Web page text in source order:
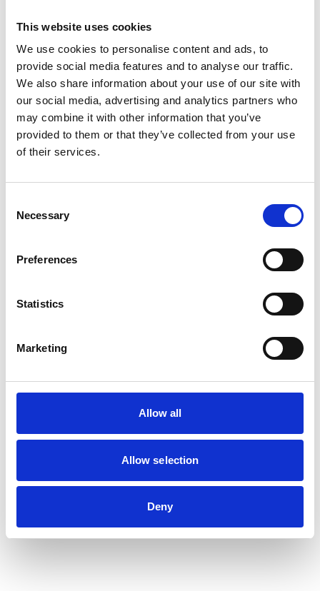
This website uses cookies
We use cookies to personalise content and ads, to
provide social media features and to analyse our traffic.
We also share information about your use of our site with
our social media, advertising and analytics partners who
may combine it with other information that you’ve
provided to them or that they’ve collected from your use
of their services.
Selection
Necessary
Preferences
Statistics
Marketing
Allow all
Allow selection
Deny